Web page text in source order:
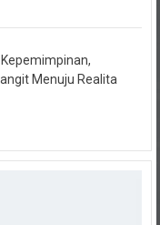
Menuju Realita